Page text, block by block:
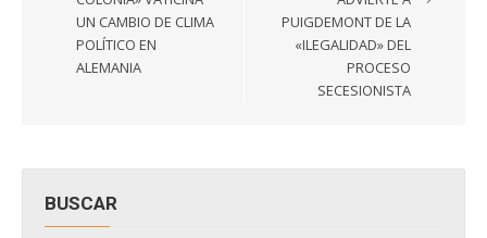
UN CAMBIO DE CLIMA
POLÍTICO EN
ALEMANIA
PUIGDEMONT DE LA
«ILEGALIDAD» DEL
PROCESO
SECESIONISTA
BUSCAR